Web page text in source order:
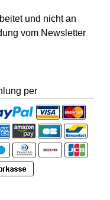
und nicht an
vom Newsletter
per